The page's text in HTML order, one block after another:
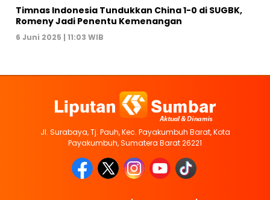
Timnas Indonesia Tundukkan China 1-0 di SUGBK,
Romeny Jadi Penentu Kemenangan
6 Juni 2025 | 11:03 WIB
Jl. Surabaya, Tj. Pauh, Kec. Payakumbuh Barat, Kota
Payakumbuh, Sumatera Barat 26221